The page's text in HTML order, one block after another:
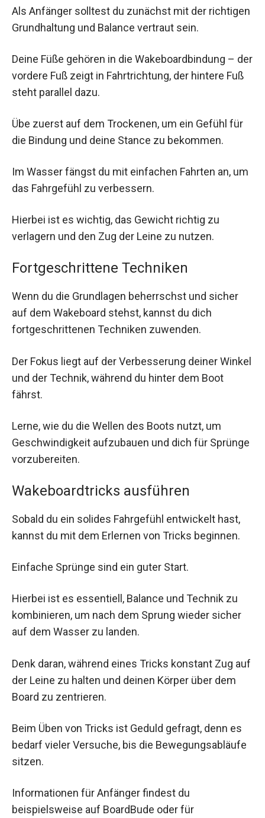
Als Anfänger solltest du zunächst mit der richtigen
Grundhaltung und Balance vertraut sein.
Deine Füße gehören in die Wakeboardbindung – der
vordere Fuß zeigt in Fahrtrichtung, der hintere Fuß
steht parallel dazu.
Übe zuerst auf dem Trockenen, um ein Gefühl für
die Bindung und deine Stance zu bekommen.
Im Wasser fängst du mit einfachen Fahrten an, um
das Fahrgefühl zu verbessern.
Hierbei ist es wichtig, das Gewicht richtig zu
verlagern und den Zug der Leine zu nutzen.
Fortgeschrittene Techniken
Wenn du die Grundlagen beherrschst und sicher
auf dem Wakeboard stehst, kannst du dich
fortgeschrittenen Techniken zuwenden.
Der Fokus liegt auf der Verbesserung deiner Winkel
und der Technik, während du hinter dem Boot
fährst.
Lerne, wie du die Wellen des Boots nutzt, um
Geschwindigkeit aufzubauen und dich für Sprünge
vorzubereiten.
Wakeboardtricks ausführen
Sobald du ein solides Fahrgefühl entwickelt hast,
kannst du mit dem Erlernen von Tricks beginnen.
Einfache Sprünge sind ein guter Start.
Hierbei ist es essentiell, Balance und Technik zu
kombinieren, um nach dem Sprung wieder sicher
auf dem Wasser zu landen.
Denk daran, während eines Tricks konstant Zug auf
der Leine zu halten und deinen Körper über dem
Board zu zentrieren.
Beim Üben von Tricks ist Geduld gefragt, denn es
bedarf vieler Versuche, bis die Bewegungsabläufe
sitzen.
Informationen für Anfänger findest du
beispielsweise auf BoardBude oder für